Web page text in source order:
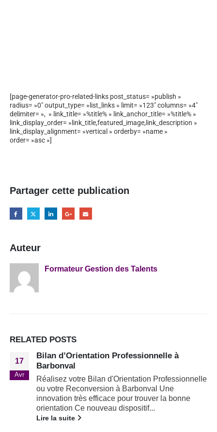
[page-generator-pro-related-links post_status= »publish »
radius= »0″ output_type= »list_links » limit= »123″ columns= »4″
delimiter= », » link_title= »%title% » link_anchor_title= »%title% »
link_display_order= »link_title,featured_image,link_description »
link_display_alignment= »vertical » orderby= »name »
order= »asc »]
Partager cette publication
Auteur
Formateur Gestion des Talents
RELATED POSTS
17
Avr
Bilan d’Orientation Professionnelle à
Barbonval
Réalisez votre Bilan d'Orientation Professionnelle
ou votre Reconversion à Barbonval Une
innovation très efficace pour trouver la bonne
orientation Ce nouveau dispositif...
Lire la suite